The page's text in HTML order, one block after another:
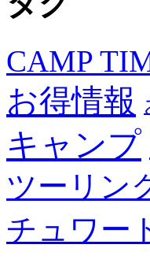
CAMP
お得情報
キャンプ
ツーリン
チュワー